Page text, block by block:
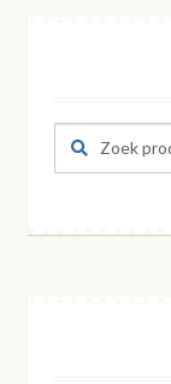
Zoeken
naar:
Zoeken